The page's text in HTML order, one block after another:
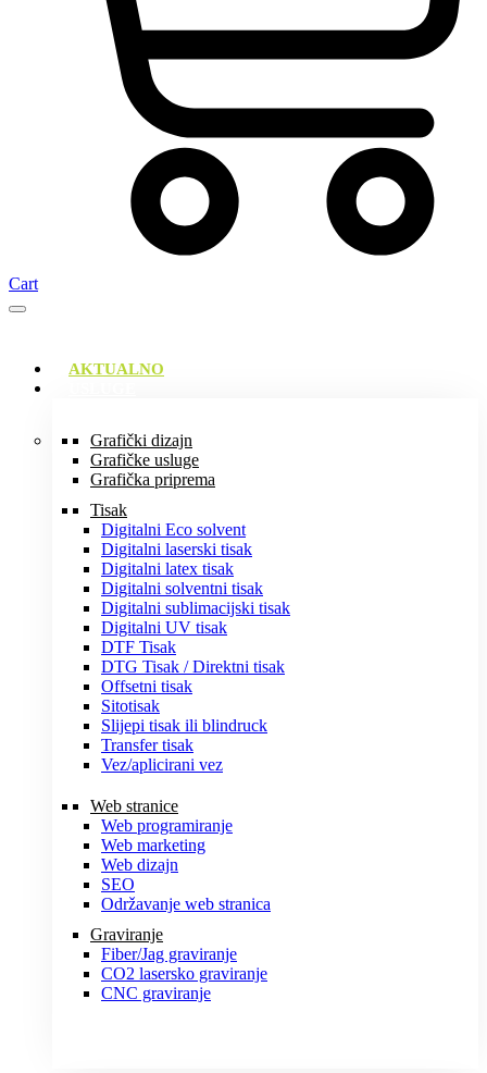
Cart
AKTUALNO
Grafički dizajn
Grafičke usluge
Grafička priprema
Tisak
Digitalni Eco solvent
Digitalni laserski tisak
Digitalni latex tisak
Digitalni solventni tisak
Digitalni sublimacijski tisak
Digitalni UV tisak
DTF Tisak
DTG Tisak / Direktni tisak
Offsetni tisak
Sitotisak
Slijepi tisak ili blindruck
Transfer tisak
Vez/aplicirani vez
Web stranice
Web programiranje
Web marketing
Web dizajn
SEO
Održavanje web stranica
Graviranje
Fiber/Jag graviranje
CO2 lasersko graviranje
CNC graviranje